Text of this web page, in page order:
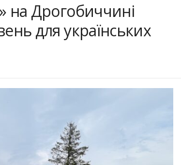
на Дрогобиччині
для українських